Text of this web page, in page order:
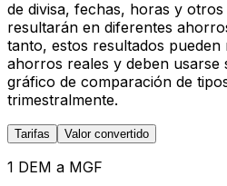
de divisa, fechas, horas y
resultarán en diferentes
tanto, estos resultados pueden
ahorros reales y deben usarse
gráfico de comparación de
trimestralmente.
Tarifas Valor convertido
1 DEM a MGF